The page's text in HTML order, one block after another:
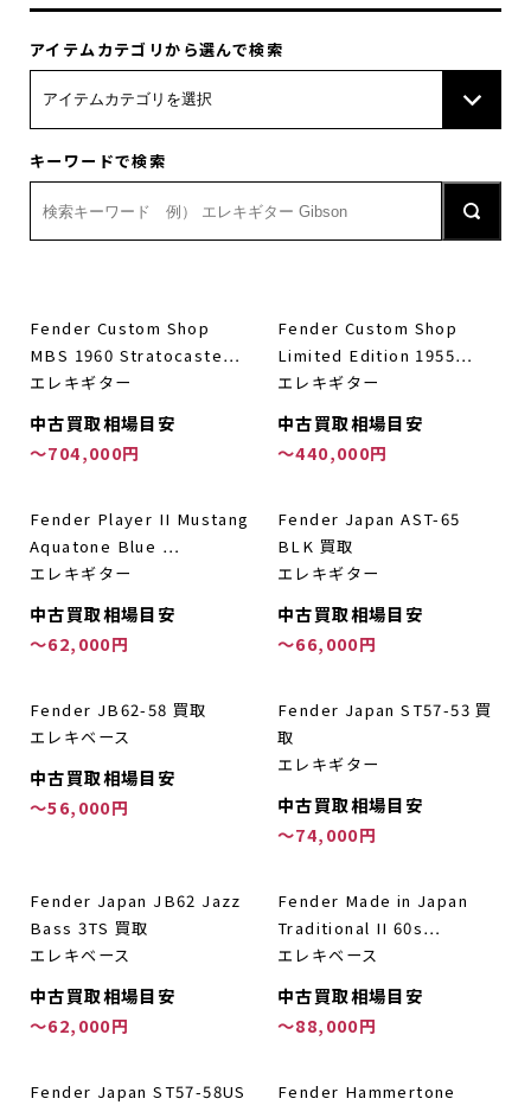
アイテムカテゴリから選んで検索
キーワードで検索
Fender Custom Shop
MBS 1960 Stratocaste…
エレキギター
中古買取相場目安
～704,000円
Fender Custom Shop
Limited Edition 1955…
エレキギター
中古買取相場目安
～440,000円
Fender Player II Mustang
Aquatone Blue …
エレキギター
中古買取相場目安
～62,000円
Fender Japan AST-65
BLK 買取
エレキギター
中古買取相場目安
～66,000円
Fender JB62-58 買取
エレキベース
中古買取相場目安
～56,000円
Fender Japan ST57-53 買
取
エレキギター
中古買取相場目安
～74,000円
Fender Japan JB62 Jazz
Bass 3TS 買取
エレキベース
中古買取相場目安
～62,000円
Fender Made in Japan
Traditional II 60s…
エレキベース
中古買取相場目安
～88,000円
Fender Japan ST57-58US
Fender Hammertone